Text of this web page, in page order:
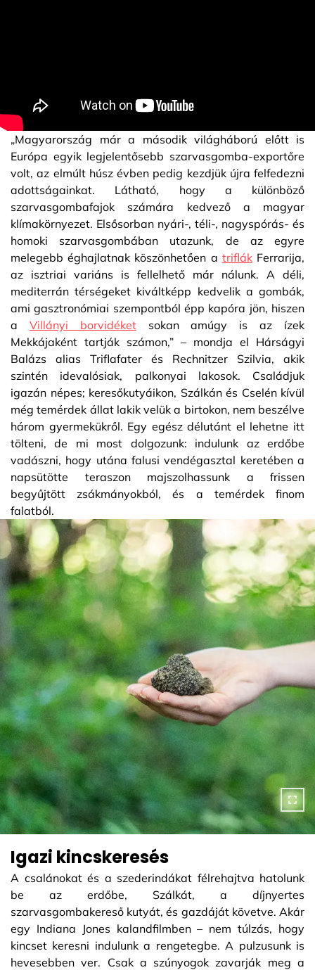
„Magyarország már a második világháború előtt is
Európa egyik legjelentősebb szarvasgomba-exportőre
volt, az elmúlt húsz évben pedig kezdjük újra felfedezni
adottságainkat. Látható, hogy a különböző
szarvasgombafajok számára kedvező a magyar
klímakörnyezet. Elsősorban nyári-, téli-, nagyspórás- és
homoki szarvasgombában utazunk, de az egyre
melegebb éghajlatnak köszönhetően a triflákFerrarija,
az isztriai variáns is fellelhető már nálunk. A déli,
mediterrán térségeket kiváltképp kedvelik a gombák,
ami gasztronómiai szempontból épp kapóra jön, hiszen
a Villányi borvidéketsokan amúgy is az ízek
Mekkájaként tartják számon,” – mondja el Hárságyi
Balázs alias Triflafater és Rechnitzer Szilvia, akik
szintén idevalósiak, palkonyai lakosok. Családjuk
igazán népes; keresőkutyáikon, Szálkán és Cselén kívül
még temérdek állat lakik velük a birtokon, nem beszélve
három gyermekükről. Egy egész délutánt el lehetne itt
tölteni, de mi most dolgozunk: indulunk az erdőbe
vadászni, hogy utána falusi vendégasztal keretében a
napsütötte teraszon majszolhassunk a frissen
begyűjtött zsákmányokból, és a temérdek finom
falatból.
Igazi kincskeresés
A csalánokat és a szederindákat félrehajtva hatolunk
be az erdőbe, Szálkát, a díjnyertes
szarvasgombakereső kutyát, és gazdáját követve. Akár
egy Indiana Jones kalandfilmben – nem túlzás, hogy
kincset keresni indulunk a rengetegbe. A pulzusunk is
hevesebben ver. Csak a szúnyogok zavarják meg a